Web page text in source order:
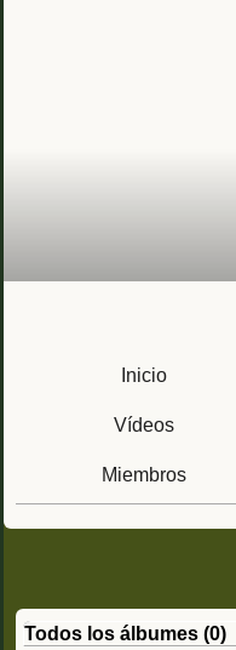
Inicio
Vídeos
Miembros
Todos los álbumes (0)